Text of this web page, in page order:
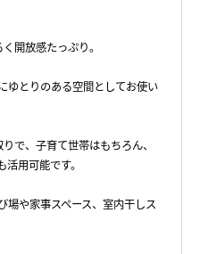
開放感たっぷり。
ゆとりのある空間としてお使い
で、子育て世帯はもちろん、
用可能です。
場や家事スペース、室内干しス